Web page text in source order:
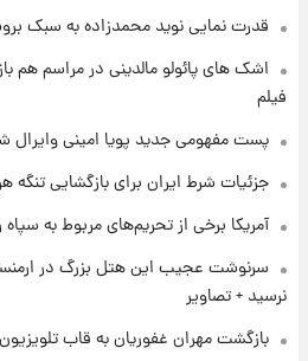
۱ روز پیش
پروین اعتصامی
۱۲۹۰ شمسی
۱ روز پیش
هسته‌ای در
قدرت نمایی نوید محمدزاده به سبک
اشک های پائولو مالدینی در مراسم هم
فیلم
پست مفهومی جدید پویا امینی
جزئیات شرط ایران برای بازگشایی تنگه
آمریکا برخی از تحریم‌های مربوط به
سرنوشت عجیب این هتل بزرگ در
نرسید + تصاویر
بازگشت مهران غفوریان به قاب